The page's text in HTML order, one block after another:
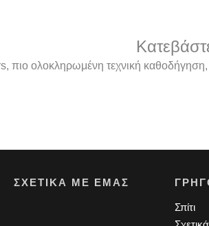
πιο ολοκληρωμένη τεχνική
ΣΧΕΤΙΚΆ ΜΕ ΕΜΆΣ
Σπίτι